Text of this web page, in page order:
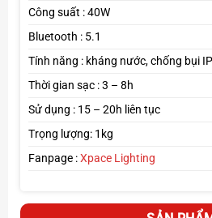
Âm thanh JBL Pro Sound chất
Công suất : 40W
Bluetooth : 5.1
Tính năng : kháng nước, chống bụi
Thời gian sạc : 3 – 8h
Sử dụng : 15 – 20h liên tục
Trọng lượng: 1kg
Fanpage :Xpace Lighting